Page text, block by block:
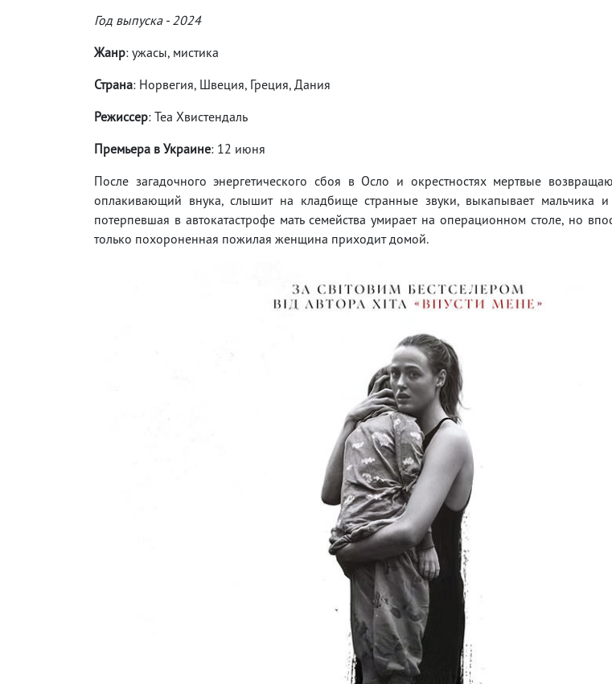
Год выпуска - 2024
Жанр: ужасы, мистика
Страна: Норвегия, Швеция, Греция, Дания
Режиссер: Теа Хвистендаль
Премьера в Украине: 12 июня
После загадочного энергетического сбоя в Осло и окрестностях мертвые
оплакивающий внука, слышит на кладбище странные звуки, выкапывает мальчика
потерпевшая в автокатастрофе мать семейства умирает на операционном столе, но
только похороненная пожилая женщина приходит домой.